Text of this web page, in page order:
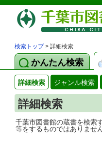
検索トップ> 詳細検索
かんたん検索
詳細検索 ジャンル検索
詳細検索
千葉市図書館の
等をするものではありません